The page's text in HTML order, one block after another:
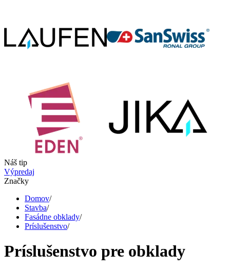
Náš tip
Výpredaj
Značky
Domov/
Stavba/
Fasádne obklady/
Príslušenstvo/
Príslušenstvo pre obklady